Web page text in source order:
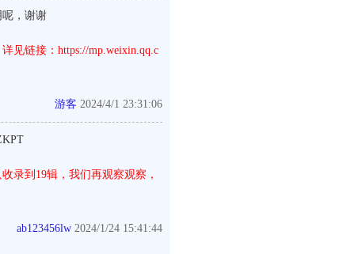
呢，谢谢
见链接：https://mp.weixin.qq.c
游客 2024/4/1 23:31:06
录到19辑，我们再观察观察，
ab123456lw 2024/1/24 15:41:44